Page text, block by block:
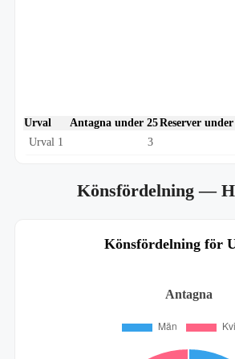
Urval Antagna under 25Reserver under
Urval 1
3
Könsfördelning—
Könsfördelning för
Antagna